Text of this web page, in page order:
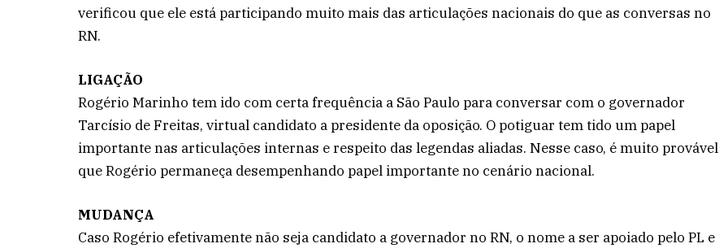
verificou que ele está participando muito mais das articulações nacionais do que as conversas no
RN.
LIGAÇÃO
Rogério Marinho tem ido com certa frequência a São Paulo para conversar com o governador
Tarcísio de Freitas, virtual candidato a presidente da oposição. O potiguar tem tido um papel
importante nas articulações internas e respeito das legendas aliadas. Nesse caso, é muito provável
que Rogério permaneça desempenhando papel importante no cenário nacional.
MUDANÇA
Caso Rogério efetivamente não seja candidato a governador no RN, o nome a ser apoiado pelo PL e